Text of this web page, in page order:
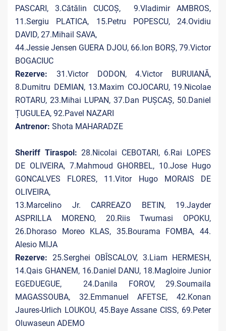
PASCARI, 3.Cătălin CUCOȘ, 9.Vladimir AMBROS,
11.Sergiu PLATICA, 15.Petru POPESCU, 24.Ovidiu
DAVID, 27.Mihail SAVA,
44.Jessie Jensen GUERA DJOU, 66.Ion BORȘ, 79.Victor
BOGACIUC
Rezerve: 31.Victor DODON, 4.Victor BURUIANĂ,
8.Dumitru DEMIAN, 13.Maxim COJOCARU, 19.Nicolae
ROTARU, 23.Mihai LUPAN, 37.Dan PUȘCAȘ, 50.Daniel
ȚUGULEA, 92.Pavel NAZARI
Antrenor: Shota MAHARADZE
Sheriff Tiraspol:28.Nicolai CEBOTARI, 6.Rai LOPES
DE OLIVEIRA, 7.Mahmoud GHORBEL, 10.Jose Hugo
GONCALVES FLORES, 11.Vitor Hugo MORAIS DE
OLIVEIRA,
13.Marcelino Jr. CARREAZO BETIN, 19.Jayder
ASPRILLA MORENO, 20.Riis Twumasi OPOKU,
26.Dhoraso Moreo KLAS, 35.Bourama FOMBA, 44.
Alesio MIJA
Rezerve: 25.Serghei OBÎSCALOV, 3.Liam HERMESH,
14.Qais GHANEM, 16.Daniel DANU, 18.Magloire Junior
EGEDUEGUE, 24.Danila FOROV, 29.Soumaila
MAGASSOUBA, 32.Emmanuel AFETSE, 42.Konan
Jaures-Urlich LOUKOU, 45.Baye Assane CISS, 69.Peter
Oluwaseun ADEMO